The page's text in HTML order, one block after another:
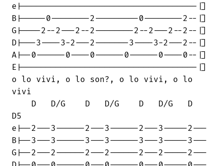
e|------------------------------------|]
B|-----0--------2---------0--------2--|]
G|----2--2---2--2--------2--2---2--2--|]
D|---3----3-2---2-------3----3-2---2--|]
A|--0------0----0------0------0----0--|]
E|------------------------------------|]
o lo vivi, o lo son?, o lo vivi, o lo
vivi
    D   D/G    D   D/G    D   D/G   D
D5
e|--2---3------2---3------2---3-----2---
B|--3---3------3---3------3---3-----3---
G|--2---2------2---2------2---2-----2---